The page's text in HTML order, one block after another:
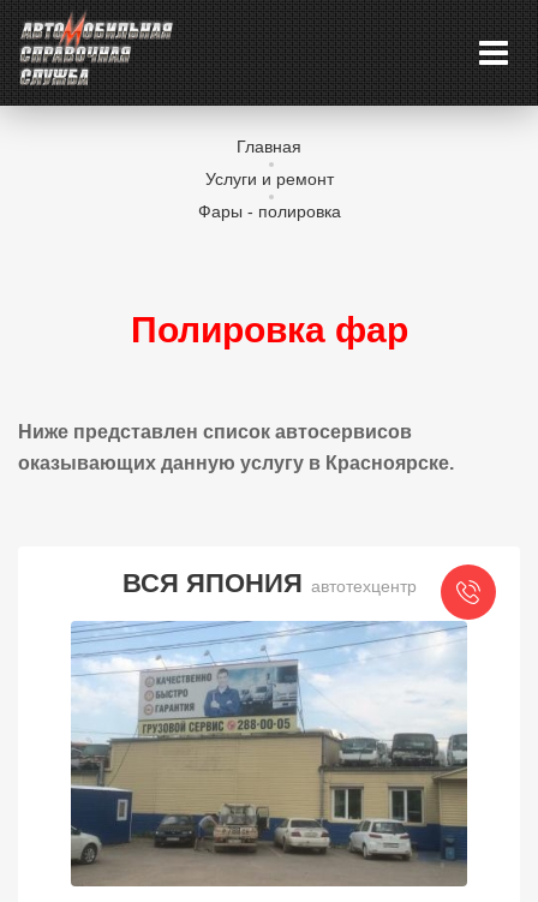
Главная
Услуги и ремонт
Фары - полировка
Полировка фар
Ниже представлен список автосервисов
оказывающих данную услугу в Красноярске.
ВСЯ ЯПОНИЯ автотехцентр